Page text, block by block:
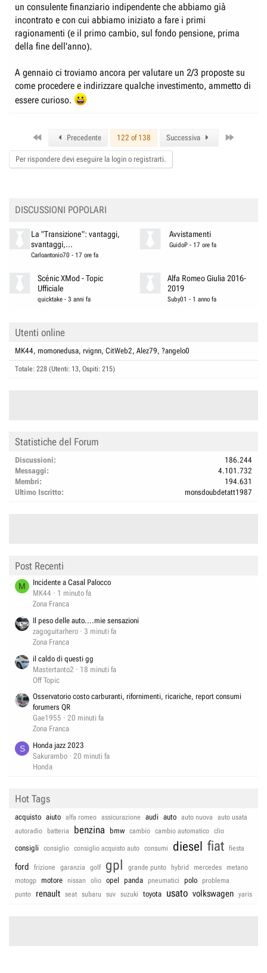
un consulente finanziario indipendente che abbiamo già
incontrato e con cui abbiamo iniziato a fare i primi
ragionamenti (e il primo cambio, sul fondo pensione, prima
della fine dell'anno).
A gennaio ci troviamo ancora per valutare un 2/3 proposte su
come procedere e indirizzare qualche investimento, ammetto di
essere curioso.
Precedente 122 of 138 Successiva
Per rispondere devi eseguire la login o registrarti.
DISCUSSIONI POPOLARI
La "Transizione": vantaggi,
svantaggi,...
Carloantonio70 - 17 ore fa
Avvistamenti
GuidoP - 17 ore fa
Scénic XMod - Topic
Ufficiale
quicktake -3 anni fa
Alfa Romeo Giulia 2016-
2019
Suby01 - 1 anno fa
Utenti online
MK44 momonedusa rvignn CitWeb2 Alez79 ?angelo0
Totale: 228 (Utenti: 13, Ospiti: 215)
Statistiche del Forum
Discussioni
186.244
Messaggi
4.101.732
Membri
194.631
Ultimo Iscritto
monsdoubdetatt1987
Post Recenti
M
Incidente a Casal Palocco
MK44
1 minuto fa
Zona Franca
Il peso delle auto....mie sensazioni
zagoguitarhero
3 minuti fa
Zona Franca
il caldo di questi gg
Mastertanto2
18 minuti fa
Off Topic
Osservatorio costo carburanti, rifornimenti, ricariche, report consumi
forumers QR
Gae1955
20 minuti fa
Zona Franca
S
Honda jazz 2023
Sakurambo
20 minuti fa
Honda
Hot Tags
acquisto aiuto alfa romeo assicurazione audi auto auto nuova
auto usata
autoradio
batteria benzina bmw cambio cambio automatico clio
consigli consiglio consiglio acquisto auto consumi diesel fiat fiesta
ford frizione garanzia golf gpl grande punto hybrid mercedes
metano
motogp
motore nissan olio opel panda pneumatici polo
problema
punto
renault seat subaru suv suzuki toyota usato volkswagen yaris